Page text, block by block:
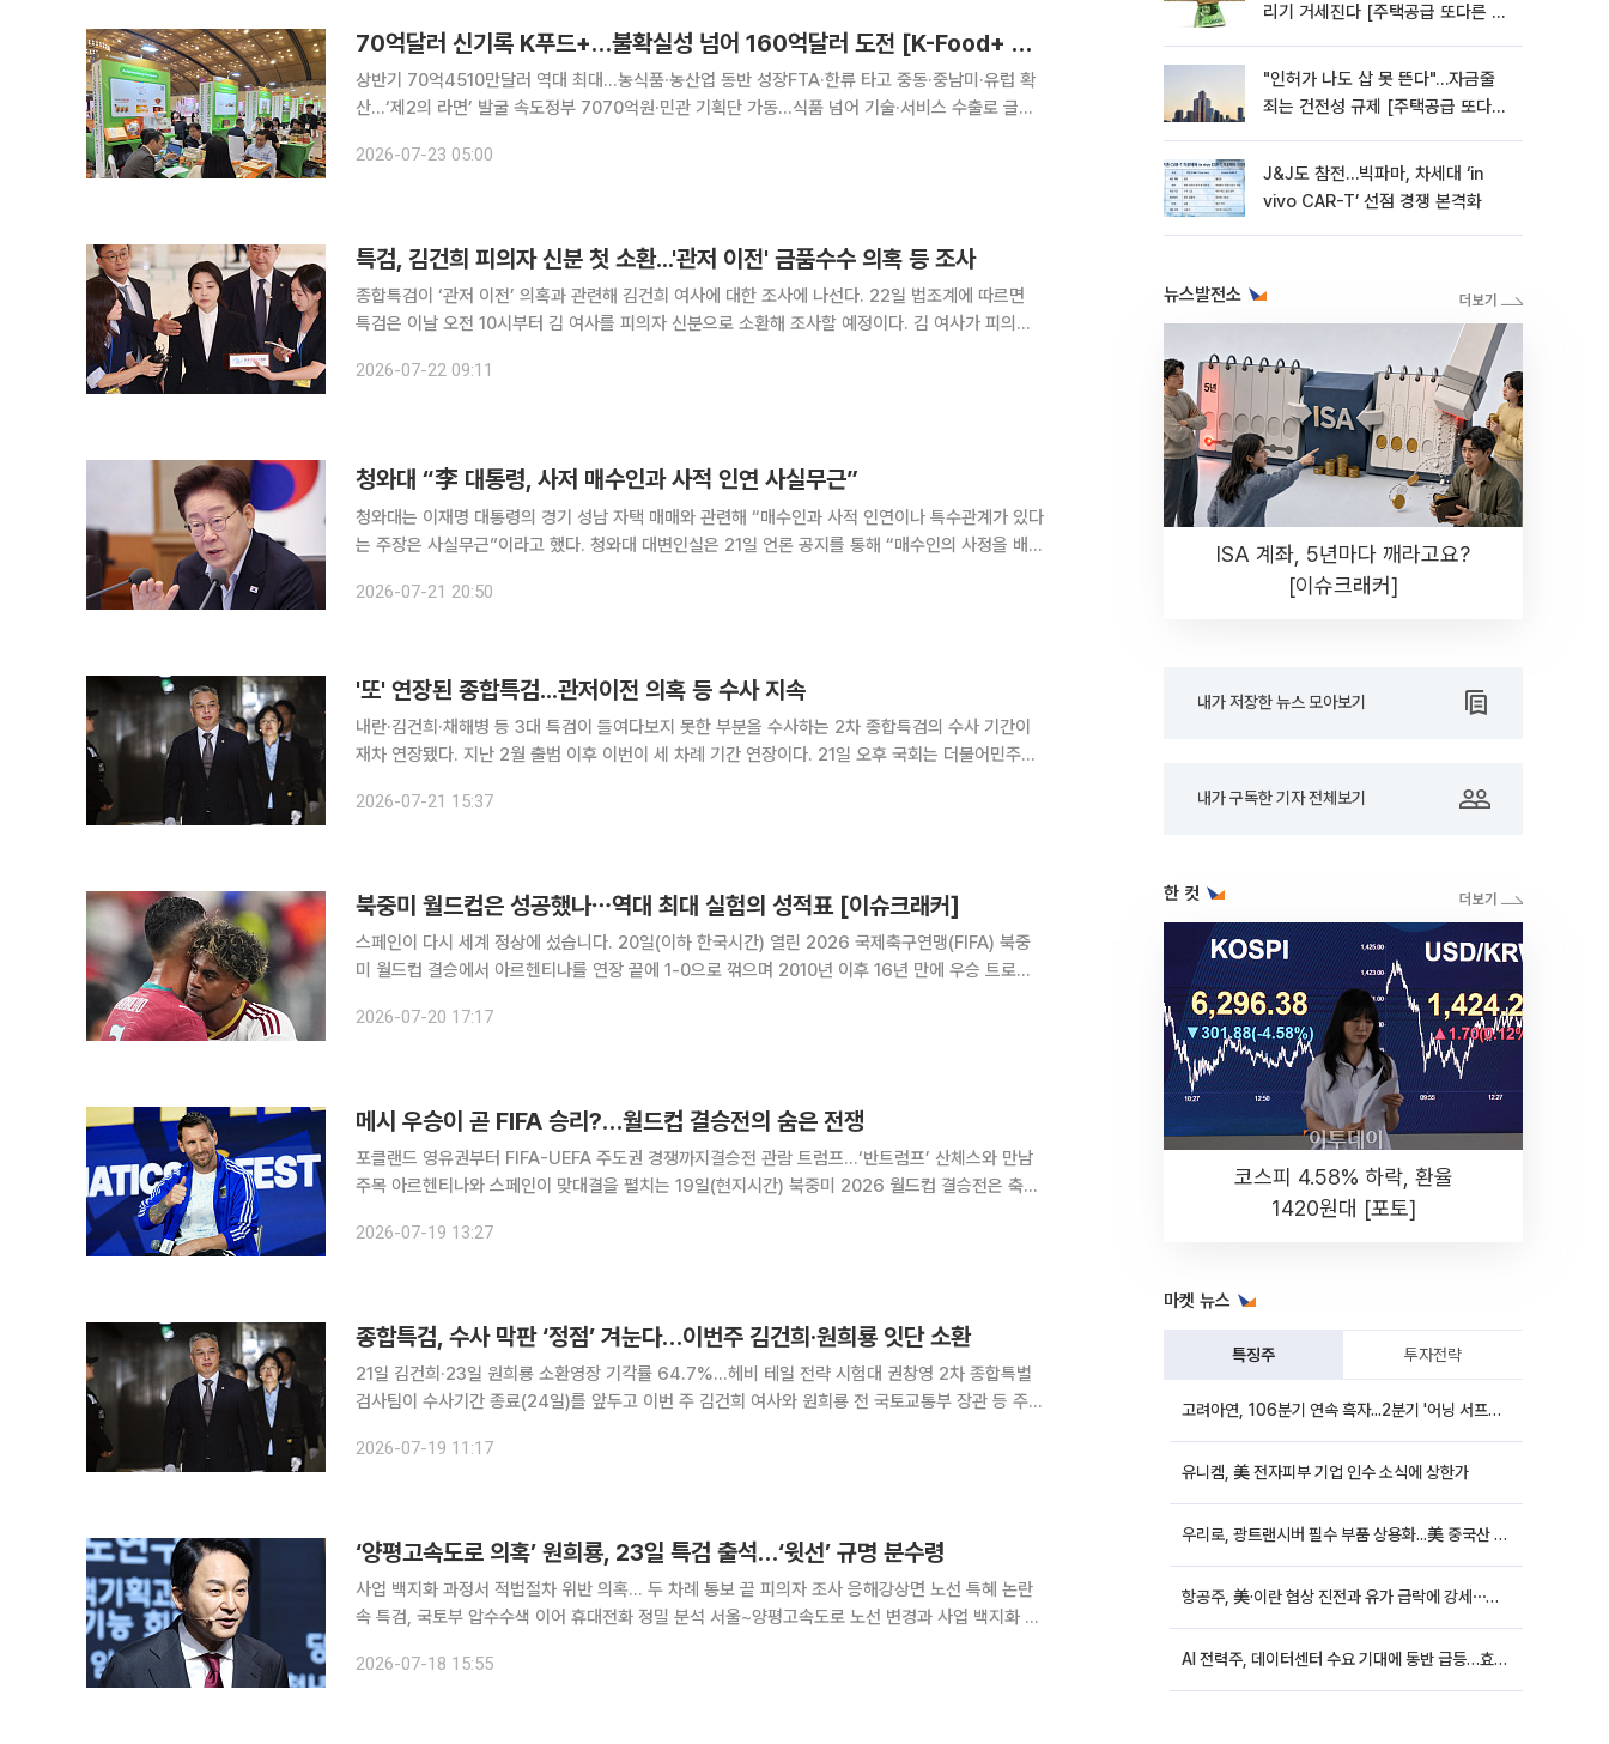
70억달러 신기록 K푸드+…불확실성 넘어 160억달러 도전 [K-Food+ 수출 새판 짜기①]
상반기 70억4510만달러 역대 최대…농식품·농산업 동반 성장FTA·한류 타고 중동·중남미·유럽 확
산…‘제2의 라면’ 발굴 속도정부 7070억원·민관 기획단 가동…식품 넘어 기술·서비스 수출로 글로
어진 시장과 한류 확산을 발판으로 성장세를 이어가고 있다. 라
2026-07-23 05:00
특검, 김건희 피의자 신분 첫 소환...'관저 이전' 금품수수 의혹 등 조사
종합특검이 ‘관저 이전’ 의혹과 관련해 김건희 여사에 대한 조사에 나선다. 22일 법조계에 따르면
특검은 이날 오전 10시부터 김 여사를 피의자 신분으로 소환해 조사할 예정이다. 김 여사가 피의자
과정에서 종합건설면허가 없는 업체 21그램이 사업을 따내는 특
2026-07-22 09:11
청와대 “李 대통령, 사저 매수인과 사적 인연 사실무근”
청와대는 이재명 대통령의 경기 성남 자택 매매와 관련해 “매수인과 사적 인연이나 특수관계가 있다
는 주장은 사실무근”이라고 했다. 청와대 대변인실은 21일 언론 공지를 통해 “매수인의 사정을 배려
밝혔다. 이어 “근저당 설정은 10월 말에 처리될 미지급 잔금에
2026-07-21 20:50
'또' 연장된 종합특검...관저이전 의혹 등 수사 지속
내란·김건희·채해병 등 3대 특검이 들여다보지 못한 부분을 수사하는 2차 종합특검의 수사 기간이
재차 연장됐다. 지난 2월 출범 이후 이번이 세 차례 기간 연장이다. 21일 오후 국회는 더불어민주당
2026-07-21 15:37
북중미 월드컵은 성공했나⋯역대 최대 실험의 성적표 [이슈크래커]
스페인이 다시 세계 정상에 섰습니다. 20일(이하 한국시간) 열린 2026 국제축구연맹(FIFA) 북중
미 월드컵 결승에서 아르헨티나를 연장 끝에 1-0으로 꺾으며 2010년 이후 16년 만에 우승 트로피
니다. 이번 대회는 참가국이 기존 32개국에서 48개국
2026-07-20 17:17
메시 우승이 곧 FIFA 승리?…월드컵 결승전의 숨은 전쟁
포클랜드 영유권부터 FIFA-UEFA 주도권 경쟁까지결승전 관람 트럼프…‘반트럼프’ 산체스와 만남
주목 아르헨티나와 스페인이 맞대결을 펼치는 19일(현지시간) 북중미 2026 월드컵 결승전은 축구
잉글랜드와의 준경실전에서 자국 영토라고 주장하는 포클랜드
2026-07-19 13:27
종합특검, 수사 막판 ‘정점’ 겨눈다…이번주 김건희·원희룡 잇단 소환
21일 김건희·23일 원희룡 소환영장 기각률 64.7%…헤비 테일 전략 시험대 권창영 2차 종합특별
검사팀이 수사기간 종료(24일)를 앞두고 이번 주 김건희 여사와 원희룡 전 국토교통부 장관 등 주요
수사 후반부로 미뤄뒀던 핵심 인물 조사가 막바지에
2026-07-19 11:17
‘양평고속도로 의혹’ 원희룡, 23일 특검 출석…‘윗선’ 규명 분수령
사업 백지화 과정서 적법절차 위반 의혹… 두 차례 통보 끝 피의자 조사 응해강상면 노선 특혜 논란
속 특검, 국토부 압수수색 이어 휴대전화 정밀 분석 서울~양평고속도로 노선 변경과 사업 백지화 과
종합특검팀은 18일 언론 공지를 통해 원 전 장관이 이달 23일
2026-07-18 15:55
리기 거세진다 [주택공급 또다른 병
"인허가 나도 삽 못 뜬다"…자금줄
죄는 건전성 규제 [주택공급 또다른
J&J도 참전…빅파마, 차세대 ‘in
vivo CAR-T’ 선점 경쟁 본격화
뉴스발전소
ISA 계좌, 5년마다 깨라고요?
[이슈크래커]
내가 저장한 뉴스 모아보기
내가 구독한 기자 전체보기
한 컷
코스피 4.58% 하락, 환율
1420원대 [포토]
마켓 뉴스
특징주 투자전략
고려아연, 106분기 연속 흑자...2분기 '어닝 서프라이즈'에 장 초반 12%대 강세
유니켐, 美 전자피부 기업 인수 소식에 상한가
우리로, 광트랜시버 필수 부품 상용화...美 중국산 퇴출 추진에 상승세
항공주, 美·이란 협상 진전과 유가 급락에 강세⋯한진칼 8%↑
AI 전력주, 데이터센터 수요 기대에 동반 급등…효성중공업 10%↑